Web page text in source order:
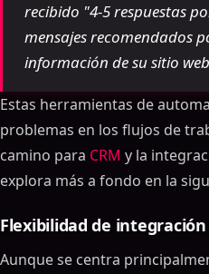
recibido "4-5 respuestas
mensajes recomendados
información de su sitio
Estas herramientas de
problemas en los flujos de
camino para CRM y la
explora más a fondo en la
Flexibilidad de integración
Aunque se centra